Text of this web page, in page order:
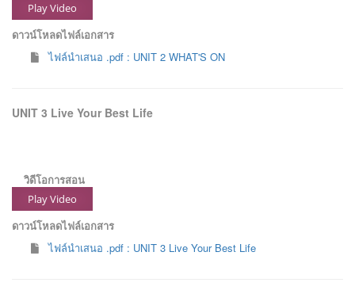
Play Video
ดาวน์โหลดไฟล์เอกสาร
ไฟล์นำเสนอ .pdf : UNIT 2 WHAT'S ON
UNIT 3 Live Your Best Life
วิดีโอการสอน
Play Video
ดาวน์โหลดไฟล์เอกสาร
ไฟล์นำเสนอ .pdf : UNIT 3 Live Your Best Life